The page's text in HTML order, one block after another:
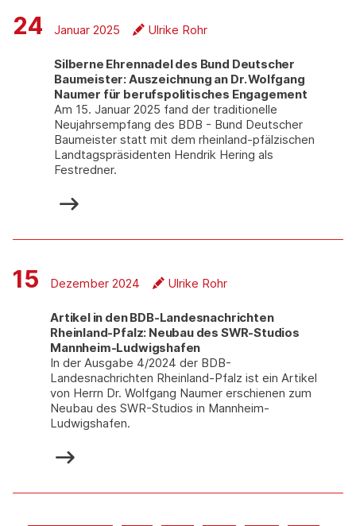
Silberne Ehrennadel des Bund Deutscher
Baumeister: Auszeichnung an Dr. Wolfgang
Naumer für berufspolitisches Engagement
Am 15. Januar 2025 fand der traditionelle
Neujahrsempfang des BDB - Bund Deutscher
Baumeister statt mit dem rheinland-pfälzischen
Landtagspräsidenten Hendrik Hering als
Festredner.
24 Januar 2025 Ulrike Rohr
Artikel in den BDB-Landesnachrichten
Rheinland-Pfalz: Neubau des SWR-Studios
Mannheim-Ludwigshafen
In der Ausgabe 4/2024 der BDB-
Landesnachrichten Rheinland-Pfalz ist ein Artikel
von Herrn Dr. Wolfgang Naumer erschienen zum
Neubau des SWR-Studios in Mannheim-
Ludwigshafen.
15 Dezember 2024 Ulrike Rohr